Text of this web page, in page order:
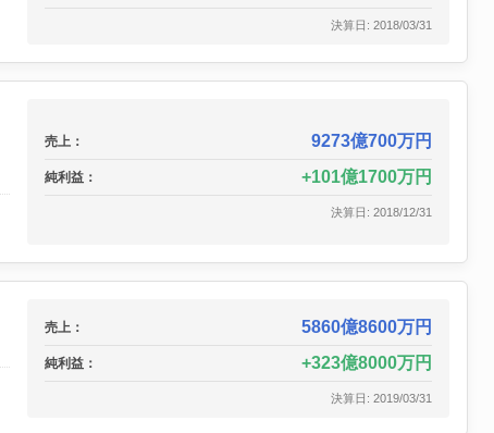
決算日: 2018/03/31
売上： 9273億700万円
純利益： 101億1700万円
決算日: 2018/12/31
売上： 5860億8600万円
純利益： 323億8000万円
決算日: 2019/03/31